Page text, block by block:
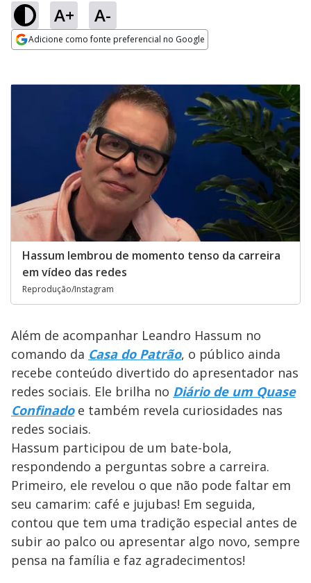
A+ A-
Adicione como fonte preferencial no Google
Hassum lembrou de momento tenso da carreira
em vídeo das redes
Reprodução/Instagram
Além de acompanhar Leandro Hassum no
comando da Casa do Patrão, o público ainda
recebe conteúdo divertido do apresentador nas
redes sociais. Ele brilha no Diário de um Quase
Confinadoe também revela curiosidades nas
redes sociais.
Hassum participou de um bate-bola,
respondendo a perguntas sobre a carreira.
Primeiro, ele revelou o que não pode faltar em
seu camarim: café e jujubas! Em seguida,
contou que tem uma tradição especial antes de
subir ao palco ou apresentar algo novo, sempre
pensa na família e faz agradecimentos!